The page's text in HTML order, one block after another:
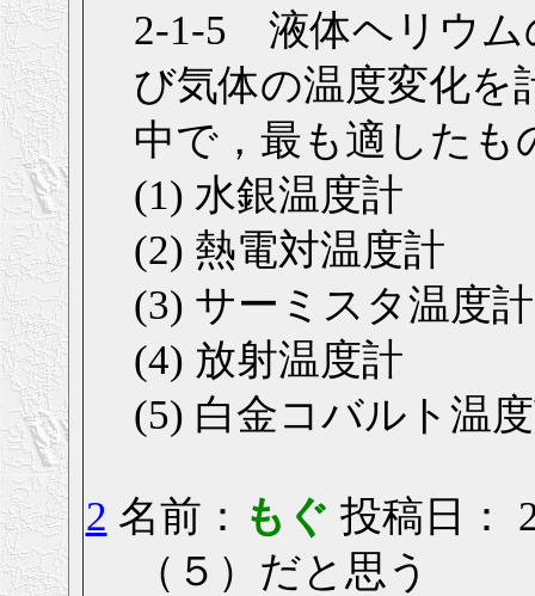
2-1-5 液体ヘリウム
び気体の温度変化を
中で，最も適したも
(1) 水銀温度計
(2) 熱電対温度計
(3) サーミスタ温度計
(4) 放射温度計
(5) 白金コバルト温
2 名前： もぐ 投稿日：
（５）だと思う